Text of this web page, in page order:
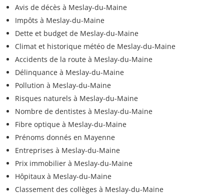
Avis de décès à Meslay-du-Maine
Impôts à Meslay-du-Maine
Dette et budget de Meslay-du-Maine
Climat et historique météo de Meslay-du-Maine
Accidents de la route à Meslay-du-Maine
Délinquance à Meslay-du-Maine
Pollution à Meslay-du-Maine
Risques naturels à Meslay-du-Maine
Nombre de dentistes à Meslay-du-Maine
Fibre optique à Meslay-du-Maine
Prénoms donnés en Mayenne
Entreprises à Meslay-du-Maine
Prix immobilier à Meslay-du-Maine
Hôpitaux à Meslay-du-Maine
Classement des collèges à Meslay-du-Maine